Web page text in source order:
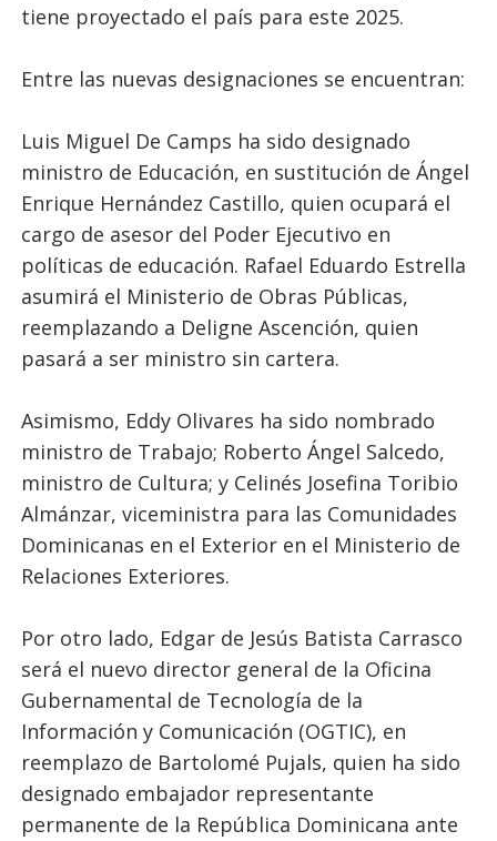
tiene proyectado el país para este 2025.
Entre las nuevas designaciones se encuentran:
Luis Miguel De Camps ha sido designado
ministro de Educación, en sustitución de Ángel
Enrique Hernández Castillo, quien ocupará el
cargo de asesor del Poder Ejecutivo en
políticas de educación. Rafael Eduardo Estrella
asumirá el Ministerio de Obras Públicas,
reemplazando a Deligne Ascención, quien
pasará a ser ministro sin cartera.
Asimismo, Eddy Olivares ha sido nombrado
ministro de Trabajo; Roberto Ángel Salcedo,
ministro de Cultura; y Celinés Josefina Toribio
Almánzar, viceministra para las Comunidades
Dominicanas en el Exterior en el Ministerio de
Relaciones Exteriores.
Por otro lado, Edgar de Jesús Batista Carrasco
será el nuevo director general de la Oficina
Gubernamental de Tecnología de la
Información y Comunicación (OGTIC), en
reemplazo de Bartolomé Pujals, quien ha sido
designado embajador representante
permanente de la República Dominicana ante